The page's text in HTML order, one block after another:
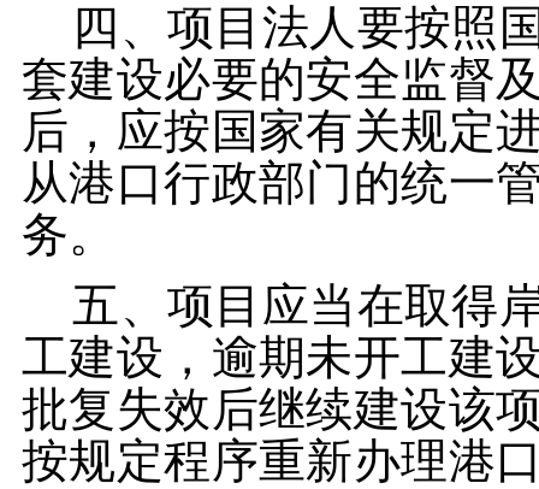
四、项目法人要按照
套建设必要的安全监督
后，应按国家有关规定
从港口行政部门的统一
务。
五、项目应当在取得
工建设，逾期未开工建
批复失效后继续建设该
按规定程序重新办理港